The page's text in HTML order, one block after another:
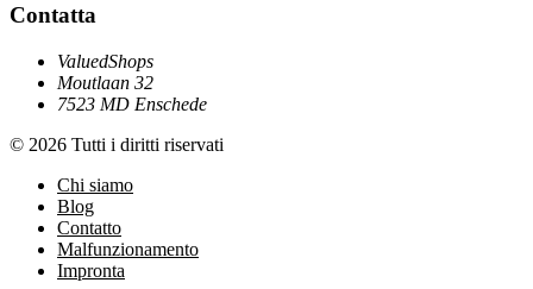
Contatta
ValuedShops
Moutlaan 32
7523 MD Enschede
© 2026 Tutti i diritti riservati
Chi siamo
Blog
Contatto
Malfunzionamento
Impronta